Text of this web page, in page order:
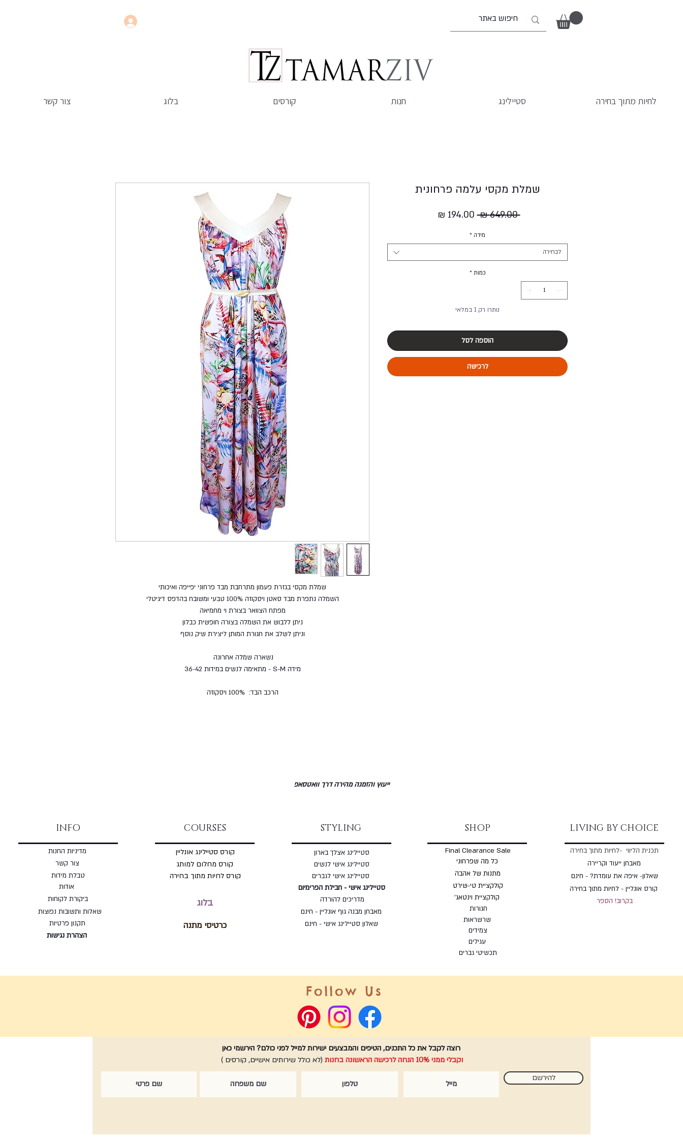
לחיות מתוך בחירה סטיילינג חנות קורסים בלוג צור קשר
שמלת מקסי בגזרת פעמון מתרחבת מבד פרחוני יפייפה ואיכותי
השמלה נתפרת מבד סאטן ויסקוזה 100% טבעי ומשובח בהדפס דיגיטלי
מפתח הצוואר בצורת וי מחמיאה
ניתן ללבוש את השמלה בצורה חופשית כבלון
וניתן לשלב את חגורת המותן ליצירת שיק נוסף
נשארה שמלה אחרונה
מידה S-M - מתאימה לנשים במידות 36-42
הרכב הבד: 100% ויסקוזה
שמלת מקסי עלמה פרחונית
‏649.00 ‏₪
מחיר
מידה *
לבחירה
כמות *
נותרו רק 1 במלאי
הוספה לסל
לרכישה
ייעוץ והזמנה מהירה דרך וואטסאפ
INFO
מדיניות החנות
צור קשר
טבלת מידות
אודות
ביקורת לקוחות
שאלות ותשובות נפוצות
תקנון פרטיות
הצהרת נגישות
COURSES
קורס סטיילינג אונליין
קורס מחלום למותג
קורס לחיות מתוך בחירה
בלוג
כרטיסי מתנה
STYLING
סטיילינג אצלך בארון
סטיילינג אישי לנשים
סטיילינג אישי לגברים
סטיילינג אישי - חבילת הפרימיום
שאלון סטיילינג אישי - חינם
SHOP
Final Clearance Sale
כל מה שפרחוני
מתנות של אהבה
קולקציית וינטאג'
קולקציית טי-שירט
חגורות
שרשראות
צמידים
עגילים
תכשיטי גברים
LIVING BY CHOICE
תכנית הליווי -לחיות מתוך בחירה
מאבחן ייעוד וקריירה
שאלון- איפה את עומדת? - חינם
קורס אונליין - לחיות מתוך בחירה
בקרוב! הספר
מדריכים להורדה
מאבחן מבנה גוף אונליין - חינם
Follow Us
רוצה לקבל את כל התכנים, הטיפים והמבצעים ישירות למייל לפני כולם? הירשמי כאן
וקבלי ממני 10% הנחה לרכישה הראשונה בחנות
(לא כולל שירותים אישיים, קורסים )
להירשם